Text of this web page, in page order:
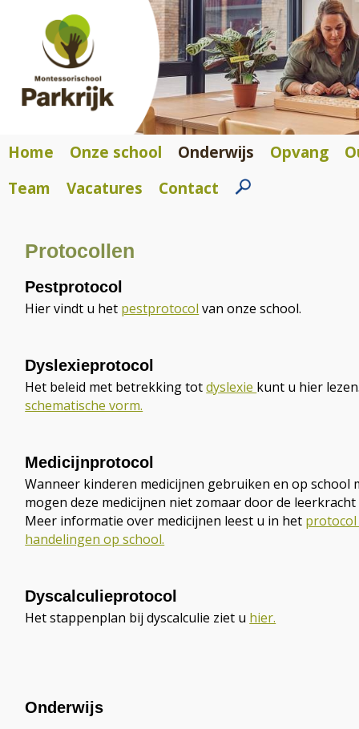
Home Onze school Onderwijs Opvang
Team
Vacatures Contact
Protocollen
Pestprotocol
Hier vindt u het pestprotocol van onze school.
Dyslexieprotocol
Het beleid met betrekking totdyslexie kunt u hier
schematische vorm.
Medicijnprotocol
Wanneer kinderen medicijnen gebruiken en op school
mogen deze medicijnen niet zomaar door de
Meer informatie over medicijnen leest u in het protocol
handelingen op school.
Dyscalculieprotocol
Het stappenplan bij dyscalculie ziet u hier.
Onderwijs